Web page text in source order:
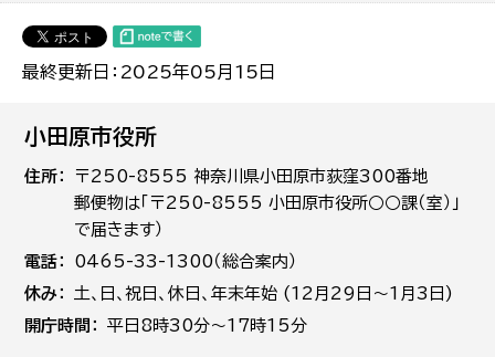
最終更新日：2025年05月15日
小田原市役所
住所
〒250-8555 神奈川県小田原市荻窪300番地
郵便物は「〒250-8555 小田原市役所○○課（室）」
で届きます）
電話
0465-33-1300（総合案内）
休み
土､日､祝日、休日、年末年始 (12月29日～1月3日)
開庁時間
平日8時30分～17時15分